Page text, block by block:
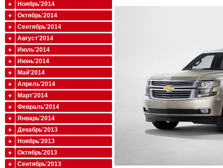
Ноябрь'2014
Октябрь'2014
Сентябрь'2014
Август'2014
Июль'2014
Июнь'2014
Май'2014
Апрель'2014
Март'2014
Февраль'2014
Январь'2014
Декабрь'2013
Ноябрь'2013
Октябрь'2013
Сентябрь'2013